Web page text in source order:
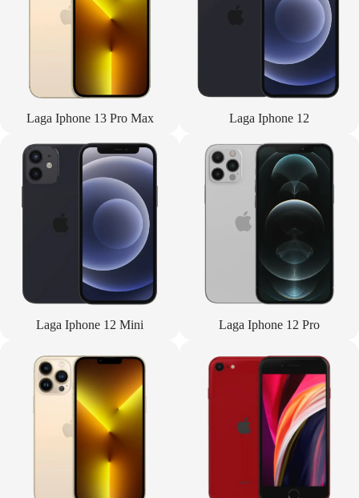
Laga Iphone 13 Pro Max Laga Iphone 12
Laga Iphone 12 Mini Laga Iphone 12 Pro